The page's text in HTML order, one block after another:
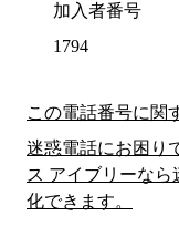
加入者番号
1794
この電話番号に関
迷惑電話にお困り
ス アイブリーな
化できます。